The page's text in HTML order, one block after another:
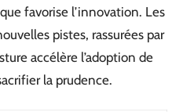
favorise l’innovation. Les
pistes, rassurées par
accélère l’adoption de
la prudence.